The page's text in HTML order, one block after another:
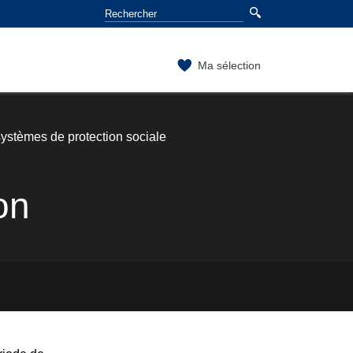
Ma sélection
de protection sociale